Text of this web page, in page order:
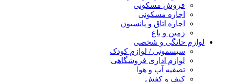
فروش مسکونی
اجاره مسکونی
اجاره اتاق و پانسیون
زمین و باغ
لوازم خانگی و شخصی
سیسمونی / لوازم کودک
لوازم اداری فروشگاهی
تصفیه آب و هوا
کیف و کفش